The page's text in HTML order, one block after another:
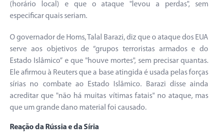
(horário local) e que o ataque "levou a perdas", sem
especificar quais seriam.
O governador de Homs, Talal Barazi, diz que o ataque dos EUA
serve aos objetivos de “grupos terroristas armados e do
Estado Islâmico” e que "houve mortes", sem precisar quantas.
Ele afirmou à Reuters que a base atingida é usada pelas forças
sírias no combate ao Estado Islâmico. Barazi disse ainda
acreditar que "não há muitas vítimas fatais" no ataque, mas
que um grande dano material foi causado.
Reação da Rússia e da Síria